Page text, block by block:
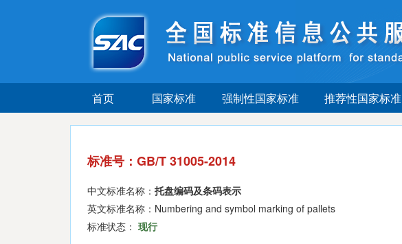
首页 国家标准 强制性国家标准 推荐性国家标准
标准号：GB/T 31005-2014
中文标准名称： 托盘编码及条码表示
英文标准名称：Numbering and symbol marking of pallets
标准状态： 现行